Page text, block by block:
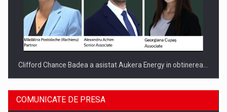
Clifford Chance Badea a asistat Aukera Energy in obtinerea…
COMUNICATE DE PRESA